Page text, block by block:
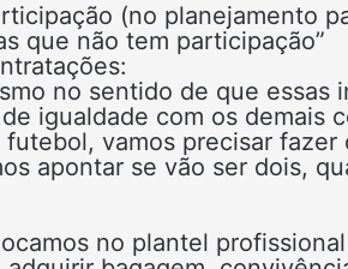
(no planejamento
que não tem participação”
no sentido de que essas
igualdade com os demais
vamos precisar
apontar se vão ser dois,
no plantel